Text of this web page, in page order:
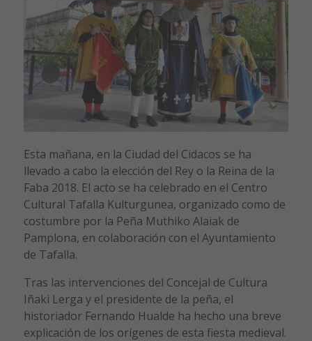
Esta mañana, en la Ciudad del Cidacos se ha
llevado a cabo la elección del Rey o la Reina de la
Faba 2018. El acto se ha celebrado en el Centro
Cultural Tafalla Kulturgunea, organizado como de
costumbre por la Peña Muthiko Alaiak de
Pamplona, en colaboración con el Ayuntamiento
de Tafalla.
Tras las intervenciones del Concejal de Cultura
Iñaki Lerga y el presidente de la peña, el
historiador Fernando Hualde ha hecho una breve
explicación de los orígenes de esta fiesta medieval.